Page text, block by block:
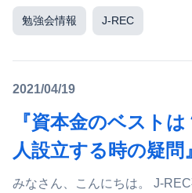
勉強会情報 J-REC
2021/04/19
『資本金のベスト
人設立する時の疑問
みなさん、こんにちは。 J-